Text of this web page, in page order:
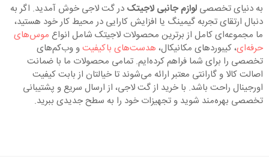
به دنیای تخصصیلوازم جانبی لاجیتکدر گت لاجی خوش آمدید. اگر به
دنبال ارتقای تجربه گیمینگ یا افزایش کارایی در محیط کار خود هستید،
ما مجموعه‌ای کامل از برترین محصولات لاجیتک شامل انواعموس‌های
حرفه‌ای، کیبوردهای مکانیکال،هدست‌های باکیفیتو وب‌کم‌های
تخصصی را برای شما فراهم کرده‌ایم. تمامی محصولات ما با ضمانت
اصالت کالا و گارانتی معتبر ارائه می‌شوند تا خیالتان از بابت کیفیت
اورجینال راحت باشد. با خرید از گت لاجی، از ارسال سریع و پشتیبانی
تخصصی بهره‌مند شوید و تجهیزات خود را به سطح جدیدی ببرید.